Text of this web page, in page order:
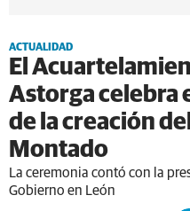
ACTUALIDAD
El
Astorga celebra
de la creación
Montado
La ceremonia contó con la
Gobierno en León